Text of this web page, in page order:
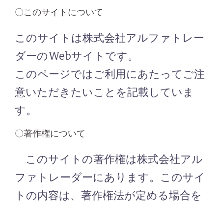
〇このサイトについて
このサイトは株式会社アルファトレー
ダーのWebサイトです。
このページではご利用にあたってご注
意いただきたいことを記載していま
す。
〇著作権について
このサイトの著作権は株式会社アル
ファトレーダーにあります。このサイ
トの内容は、著作権法が定める場合を